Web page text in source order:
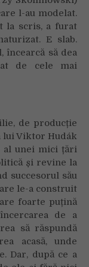
l-au modelat.
la scris, a furat
E slab.
încearcă să dea
de cele mai
de producție
lui Viktor Hudák
al unei mici țări
și revine la
succesorul său
le-a construit
foarte puțină
de a
să răspundă
acasă, unde
Dar, după ce a